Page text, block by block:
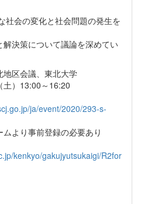
会の変化と社会問題の発生を
決策について議論を深めてい
区会議、東北大学
）13:00～16:20
ja/event/2020/293-s-
より事前登録の必要あり
kenkyo/gakujyutsukaigi/R2for